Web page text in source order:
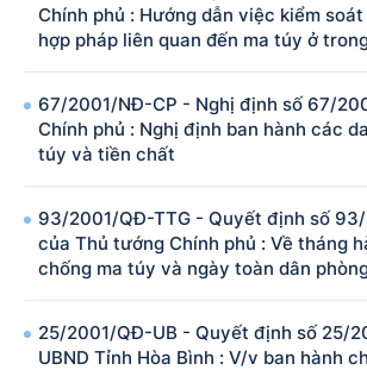
Chính phủ : Hướng dẫn việc kiểm
hợp pháp liên quan đến ma túy ở
67/2001/NĐ-CP - Nghị định số 67/
Chính phủ : Nghị định ban hành các
túy và tiền chất
93/2001/QĐ-TTG - Quyết định số
của Thủ tướng Chính phủ : Về tháng
chống ma túy và ngày toàn dân
25/2001/QĐ-UB - Quyết định số 25/
UBND Tỉnh Hòa Bình : V/v ban hành